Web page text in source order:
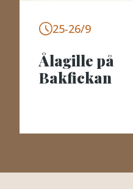
25-26/9
Ålagille på
Bakfickan